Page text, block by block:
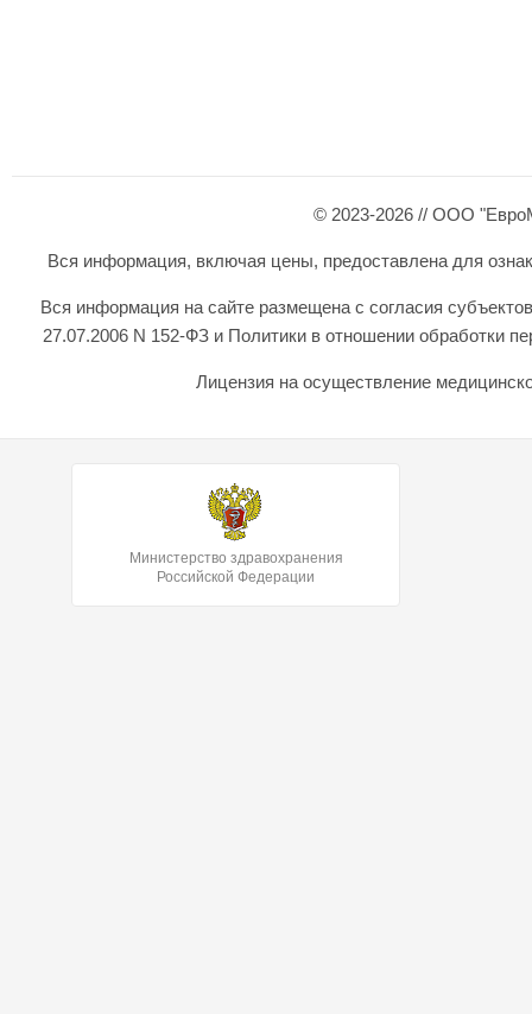
© 2023-2026 // ООО
Вся информация, включая цены, предоставлена для
Вся информация на сайте размещена с согласия
27.07.2006 N 152-ФЗ и Политики в отношении обработки
Лицензия на осуществление
Министерство здравохранения
Российской Федерации